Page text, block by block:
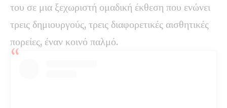
του σε μια ξεχωριστή ομαδική έκθεση που ενώνει
τρεις δημιουργούς, τρεις διαφορετικές αισθητικές
πορείες, έναν κοινό παλμό.